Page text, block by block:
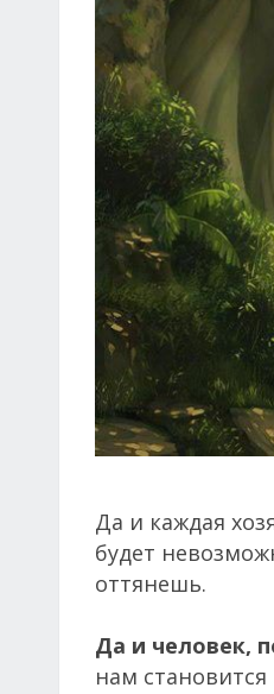
Да и каждая
будет
оттянешь.
Да и человек,
нам